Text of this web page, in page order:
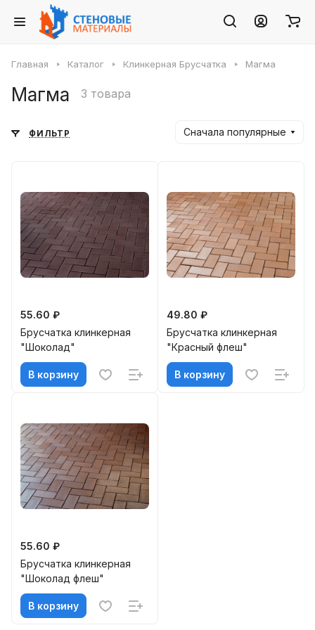
Главная Каталог Клинкерная Брусчатка Магма
Магма 3 товара
ФИЛЬТР Сначала популярные
55.60 ₽
Брусчатка клинкерная
"Шоколад"
В корзину
49.80 ₽
Брусчатка клинкерная
"Красный флеш"
В корзину
55.60 ₽
Брусчатка клинкерная
"Шоколад флеш"
В корзину